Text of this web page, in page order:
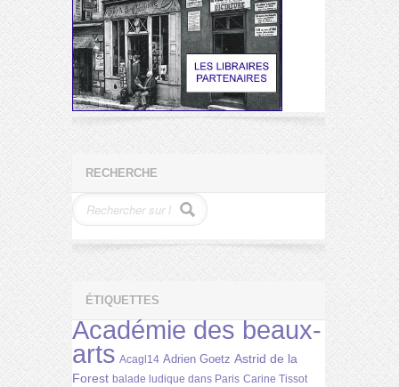
RECHERCHE
ÉTIQUETTES
Académie des beaux-
arts Acagl14 Adrien Goetz Astrid de la
Forest balade ludique dans Paris Carine Tissot